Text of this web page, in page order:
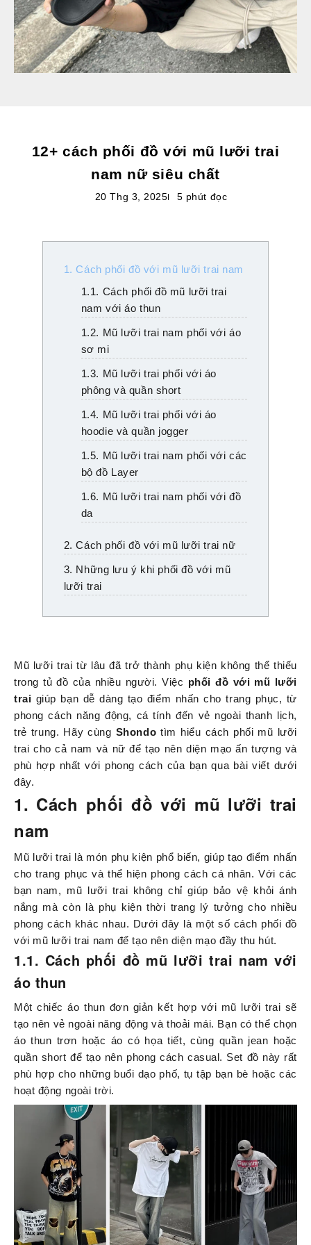
12+ cách phối đồ với mũ lưỡi trai
nam nữ siêu chất
20 Thg 3, 2025 5 phút đọc
1. Cách phối đồ với mũ lưỡi trai nam
1.1. Cách phối đồ mũ lưỡi trai
nam với áo thun
1.2. Mũ lưỡi trai nam phối với áo
sơ mi
1.3. Mũ lưỡi trai phối với áo
phông và quần short
1.4. Mũ lưỡi trai phối với áo
hoodie và quần jogger
1.5. Mũ lưỡi trai nam phối với các
bộ đồ Layer
1.6. Mũ lưỡi trai nam phối với đồ
da
2. Cách phối đồ với mũ lưỡi trai nữ
3. Những lưu ý khi phối đồ với mũ
lưỡi trai
Mũ lưỡi trai từ lâu đã trở thành phụ kiện không thể thiếu
trong tủ đồ của nhiều người. Việc phối đồ với mũ lưỡi
trai giúp bạn dễ dàng tạo điểm nhấn cho trang phục, từ
phong cách năng động, cá tính đến vẻ ngoài thanh lịch,
trẻ trung. Hãy cùng Shondo tìm hiểu cách phối mũ lưỡi
trai cho cả nam và nữ để tạo nên diện mạo ấn tượng và
phù hợp nhất với phong cách của bạn qua bài viết dưới
đây.
1. Cách phối đồ với mũ lưỡi trai
nam
Mũ lưỡi trai là món phụ kiện phổ biến, giúp tạo điểm nhấn
cho trang phục và thể hiện phong cách cá nhân. Với các
bạn nam, mũ lưỡi trai không chỉ giúp bảo vệ khỏi ánh
nắng mà còn là phụ kiện thời trang lý tưởng cho nhiều
phong cách khác nhau. Dưới đây là một số cách phối đồ
với mũ lưỡi trai nam để tạo nên diện mạo đầy thu hút.
1.1. Cách phối đồ mũ lưỡi trai nam với
áo thun
Một chiếc áo thun đơn giản kết hợp với mũ lưỡi trai sẽ
tạo nên vẻ ngoài năng động và thoải mái. Bạn có thể chọn
áo thun trơn hoặc áo có họa tiết, cùng quần jean hoặc
quần short để tạo nên phong cách casual. Set đồ này rất
phù hợp cho những buổi dạo phố, tụ tập bạn bè hoặc các
hoạt động ngoài trời.